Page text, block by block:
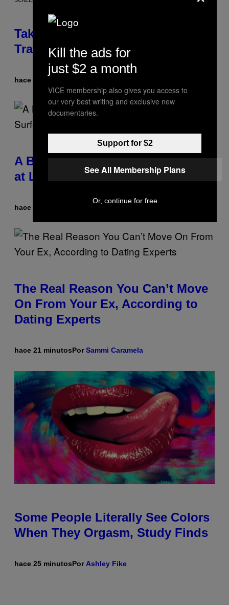
Take-Two CEO Teases More GTA 6
Trailers After Netflix Stream Event
hace 15 minutos
A Bag of Pee Was Crowd-Surfed
at Lollapalooza: ‘This Is Nasty AF’
hace 16 minutos
The Real Reason You Can’t Move
On From Your Ex, According to
Dating Experts
hace 21 minutosPorSammi Caramela
Some People Literally See Colors
When They Orgasm, Study Finds
hace 25 minutosPor Ashley Fike
Kill the ads for
just $2 a month
VICE membership also gives you access to
our very best writing and exclusive new
documentaries.
Support for $2
See All Membership Plans
Or, continue for free